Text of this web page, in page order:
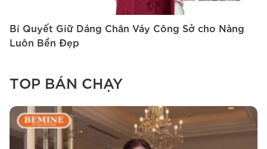
Bí Quyết Giữ Dáng Chân Váy Công Sở cho Nàng
Luôn Bền Đẹp
TOP BÁN CHẠY